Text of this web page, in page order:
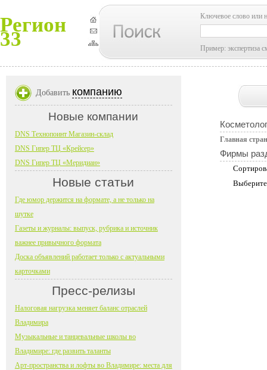
Регион
33
Ключевое слово или
Пример: экспертиза
Главная
Фирмы
Добавить компанию
Новые компании
DNS Технопоинт Магазин-склад
DNS Гипер ТЦ «Крейсер»
DNS Гипер ТЦ «Меридиан»
Новые статьи
Где юмор держится на формате, а не только на
шутке
Газеты и журналы: выпуск, рубрика и источник
важнее привычного формата
Доска объявлений работает только с актуальными
карточками
Пресс-релизы
Налоговая нагрузка меняет баланс отраслей
Владимира
Музыкальные и танцевальные школы во
Владимире: где развить таланты
Арт-пространства и лофты во Владимире: места для